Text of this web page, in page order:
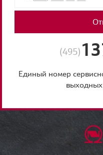
(495)
Единый номер